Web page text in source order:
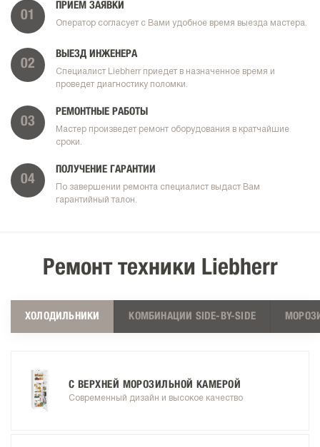
01
ПРИЕМ ЗАЯВКИ
Оператор согласует с Вами удобное время выезда мастера.
02
ВЫЕЗД ИНЖЕНЕРА
Специалист Liebherr приедет в назначенное время и
проведет диагностику поломки.
03
РЕМОНТНЫЕ РАБОТЫ
Мастер произведет ремонт оборудования в кратчайшие
сроки.
04
ПОЛУЧЕНИЕ ГАРАНТИИ
По завершении ремонта специалист выдаст Вам
гарантийный талон.
Ремонт техники Liebherr
ХОЛОДИЛЬНИКИ КОМБИНАЦИИ SIDE-BY-SIDE
С ВЕРХНЕЙ МОРОЗИЛЬНОЙ КАМЕРОЙ
Современный дизайн и высокое качество